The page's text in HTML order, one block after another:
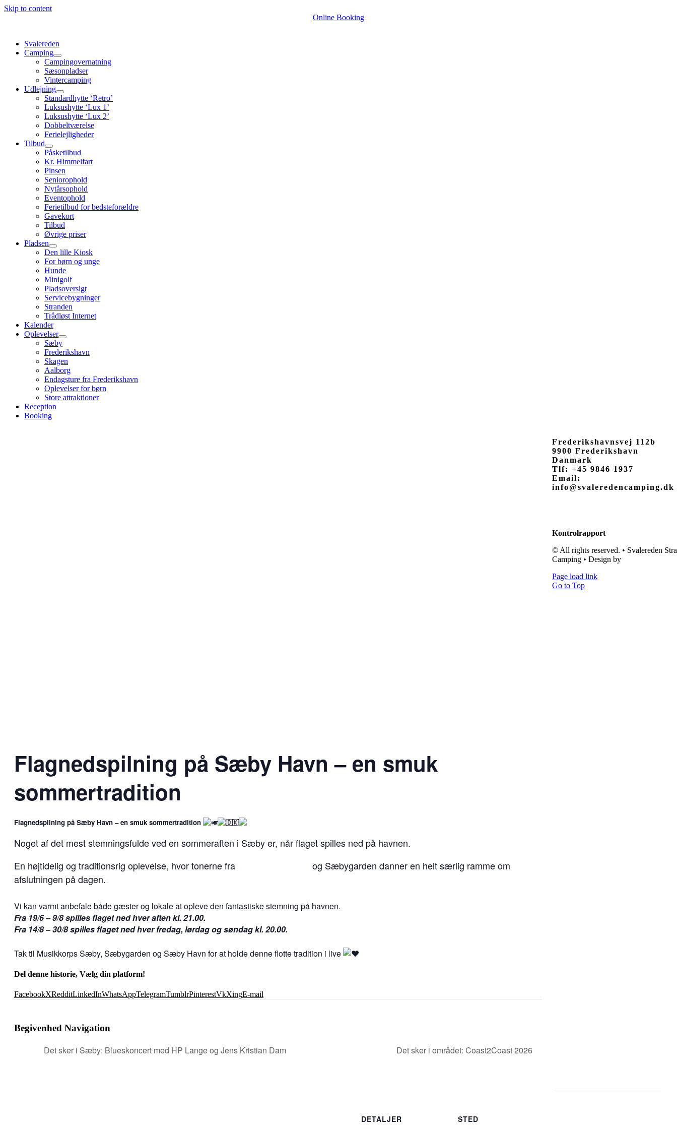
Skip to content
Online Booking
Svalereden
Camping
Campingovernatning
Sæsonpladser
Vintercamping
Udlejning
Standardhytte ‘Retro’
Luksushytte ‘Lux 1’
Luksushytte ‘Lux 2’
Dobbeltværelse
Ferielejligheder
Tilbud
Påsketilbud
Kr. Himmelfart
Pinsen
Seniorophold
Nytårsophold
Eventophold
Ferietilbud for bedsteforældre
Gavekort
Tilbud
Øvrige priser
Pladsen
Den lille Kiosk
For børn og unge
Hunde
Minigolf
Pladsoversigt
Servicebygninger
Stranden
Trådløst Internet
Kalender
Oplevelser
Sæby
Frederikshavn
Skagen
Aalborg
Endagsture fra Frederikshavn
Oplevelser for børn
Store attraktioner
Reception
Booking
Flagnedspilning på Sæby Havn – en smuk
sommertradition
Flagnedspilning på Sæby Havn – en smuk sommertradition
Noget af det mest stemningsfulde ved en sommeraften i Sæby er, når flaget spilles ned på havnen.
En højtidelig og traditionsrig oplevelse, hvor tonerne fra
og Sæbygarden danner en helt særlig ramme om
afslutningen på dagen.
Vi kan varmt anbefale både gæster og lokale at opleve den fantastiske stemning på havnen.
Fra 19/6 – 9/8 spilles flaget ned hver aften kl. 21.00.
Fra 14/8 – 30/8 spilles flaget ned hver fredag, lørdag og søndag kl. 20.00.
Tak til Musikkorps Sæby, Sæbygarden og Sæby Havn for at holde denne flotte tradition i live
Del denne historie, Vælg din platform!
FacebookXRedditLinkedInWhatsAppTelegramTumblrPinterestVkXingE-mail
Begivenhed Navigation
Det sker i Sæby: Blueskoncert med HP Lange og Jens Kristian Dam Det sker i området: Coast2Coast 2026
DETALJER
STED
Frederikshavnsvej 112b
9900 Frederikshavn
Danmark
Tlf: +45 9846 1937
Email:
info@svaleredencamping.dk
Kontrolrapport
© All rights reserved. • Svalereden
Camping • Design by
Page load link
Go to Top